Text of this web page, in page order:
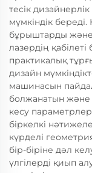
тесік
мүмкіндік
бұрыштарды және
лазердің
практикалық
дизайн
машинасын
болжанатын және
кесу
біркелкі
күрделі
бір-біріне дәл
үлгілерді қиып